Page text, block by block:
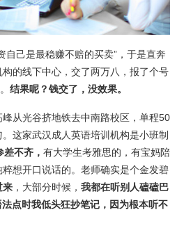
自己是最稳赚不赔的买卖”，于是直奔
的线下中心，交了两万八，报了个号
结果呢？钱交了，没效果。
从光谷挤地铁去中南路校区，单程50
这家武汉成人英语培训机构是小班制
不齐， 有大学生考雅思的，有宝妈陪
想开口说话的。老师确实是个金发碧
来 ，大部分时候， 我都在听别人磕磕巴
点时我低头狂抄笔记，因为根本听不